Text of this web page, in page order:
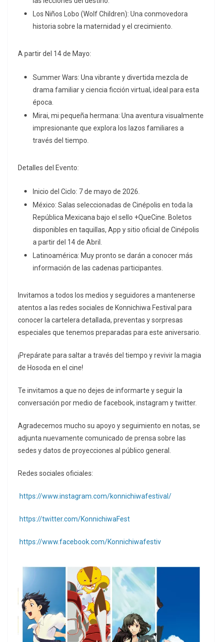
Los Niños Lobo (Wolf Children): Una conmovedora
historia sobre la maternidad y el crecimiento.
A partir del 14 de Mayo:
Summer Wars: Una vibrante y divertida mezcla de
drama familiar y ciencia ficción virtual, ideal para esta
época.
Mirai, mi pequeña hermana: Una aventura visualmente
impresionante que explora los lazos familiares a
través del tiempo.
Detalles del Evento:
Inicio del Ciclo: 7 de mayo de 2026.
México: Salas seleccionadas de Cinépolis en toda la
República Mexicana bajo el sello +QueCine. Boletos
disponibles en taquillas, App y sitio oficial de Cinépolis
a partir del 14 de Abril.
Latinoamérica: Muy pronto se darán a conocer más
información de las cadenas participantes.
Invitamos a todos los medios y seguidores a mantenerse
atentos a las redes sociales de Konnichiwa Festival para
conocer la cartelera detallada, preventas y sorpresas
especiales que tenemos preparadas para este aniversario.
¡Prepárate para saltar a través del tiempo y revivir la magia
de Hosoda en el cine!
Te invitamos a que no dejes de informarte y seguir la
conversación por medio de facebook, instagram y twitter.
Agradecemos mucho su apoyo y seguimiento en notas, se
adjunta nuevamente comunicado de prensa sobre las
sedes y datos de proyecciones al público general.
Redes sociales oficiales:
https://www.instagram.com/konnichiwafestival/
https://twitter.com/KonnichiwaFest
https://www.facebook.com/Konnichiwafestiv